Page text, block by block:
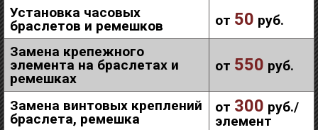
Установка часовых
браслетов и ремешков
от 50 руб.
Замена крепежного
элемента на браслетах и
ремешках
от 550 руб.
Замена винтовых креплений
браслета, ремешка
от 300 руб./
элемент